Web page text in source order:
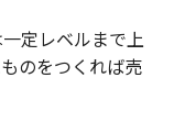
定レベルまで上
のをつくれば売